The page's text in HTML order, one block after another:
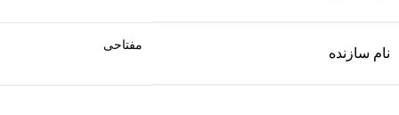
نام سازنده
مفتاحی